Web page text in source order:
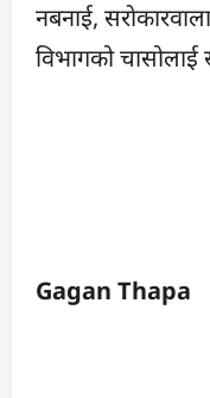
नबनाई,
विभागको चासोलाई
Gagan Thapa